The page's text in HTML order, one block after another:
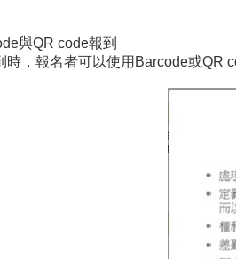
與QR code報到
時，報名者可以使用Barcode或QR